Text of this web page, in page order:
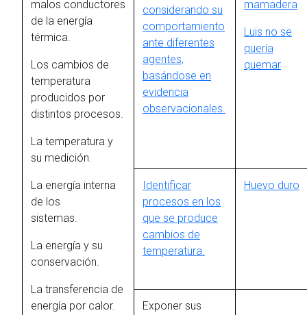
malos conductores
de la energía
térmica.
Los cambios de
temperatura
producidos por
distintos procesos.
La temperatura y
su medición.
La energía interna
de los
sistemas.
La energía y su
conservación.
La transferencia de
energía por calor.
considerando su
comportamiento
ante diferentes
agentes,
basándose en
evidencia
observacionales.
mamadera
Luis no se
quería
quemar
Identificar
procesos en los
que se produce
cambios de
temperatura.
Huevo duro
Exponer sus